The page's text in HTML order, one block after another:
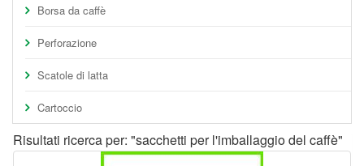
Borsa da caffè
Perforazione
Scatole di latta
Cartoccio
Risultati ricerca per: "sacchetti per l'imballaggio del caffè"